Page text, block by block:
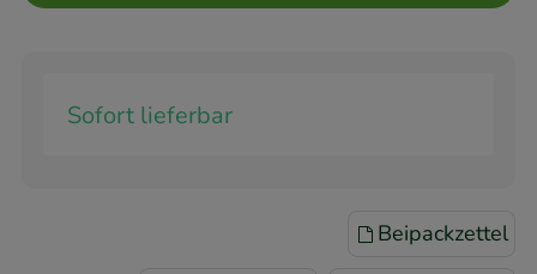
Sofort lieferbar
Beipackzettel